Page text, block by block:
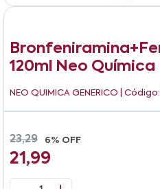
120ml Neo Química
NEO QUIMICA GENERICO |
23,29 6% OFF
21,99